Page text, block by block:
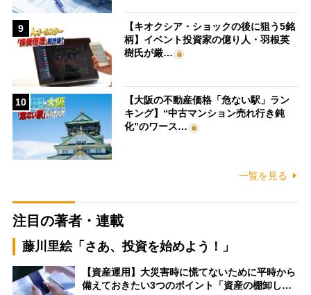
9
【キオクシア・ショックの後に狙う5銘
柄】イベント投資家の億り人・羽根英
樹氏が厳…
10
【大阪の不動産価格「危ない駅」ラン
キング】“中古マンション売れ行き鈍
化”のワース…
一覧を見る
注目の著者・連載
藤川里絵「さあ、投資を始めよう！」
【資産運用】大災害時に慌てないために平時から
備えておきたい3つのポイント「資産の棚卸し…